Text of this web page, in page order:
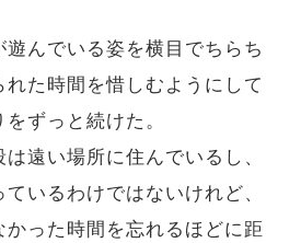
んでいる姿を横目でちらち
れた時間を惜しむようにして
ずっと続けた。
遠い場所に住んでいるし、
いるわけではないけれど、
った時間を忘れるほどに距